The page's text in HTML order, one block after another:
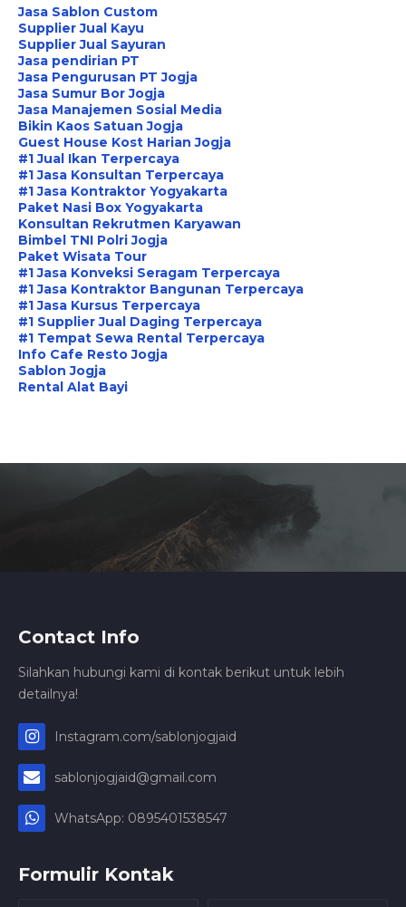
Jasa Sablon Custom
Supplier Jual Kayu
Supplier Jual Sayuran
Jasa pendirian PT
Jasa Pengurusan PT Jogja
Jasa Sumur Bor Jogja
Jasa Manajemen Sosial Media
Bikin Kaos Satuan Jogja
Guest House Kost Harian Jogja
#1 Jual Ikan Terpercaya
#1 Jasa Konsultan Terpercaya
#1 Jasa Kontraktor Yogyakarta
Paket Nasi Box Yogyakarta
Konsultan Rekrutmen Karyawan
Bimbel TNI Polri Jogja
Paket Wisata Tour
#1 Jasa Konveksi Seragam Terpercaya
#1 Jasa Kontraktor Bangunan Terpercaya
#1 Jasa Kursus Terpercaya
#1 Supplier Jual Daging Terpercaya
#1 Tempat Sewa Rental Terpercaya
Info Cafe Resto Jogja
Sablon Jogja
Rental Alat Bayi
Contact Info
Silahkan hubungi kami di kontak berikut untuk lebih
detailnya!
Instagram.com/sablonjogjaid
sablonjogjaid@gmail.com
WhatsApp: 0895401538547
Formulir Kontak